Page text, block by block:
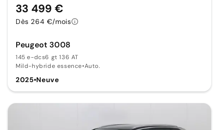
Peugeot 3008
145 e-dcs6 gt 136 AT
Mild-hybride essence•Auto.
2025•Neuve
33 499 €
Dès 264 €/mois